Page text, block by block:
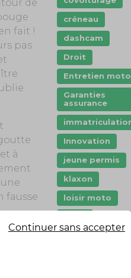
de
fait !
pas
à
fausse
créneau
dashcam
Droit
Entretien moto
Garanties
assurance
Innovation
jeune permis
klaxon
loisir moto
mécanique
Continuer sans accepter